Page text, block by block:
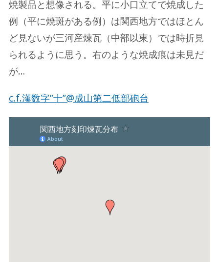
焼製品と想像される。平に小口立てで焼成した
例（平に焼斑がある例）は関西地方ではほとん
ど見ないが三河産煉瓦（中部以東）では時折見
られるように思う。右のような焼成痕は未見だ
が…
c.f.漢数字”十”@成山第二低部砲台